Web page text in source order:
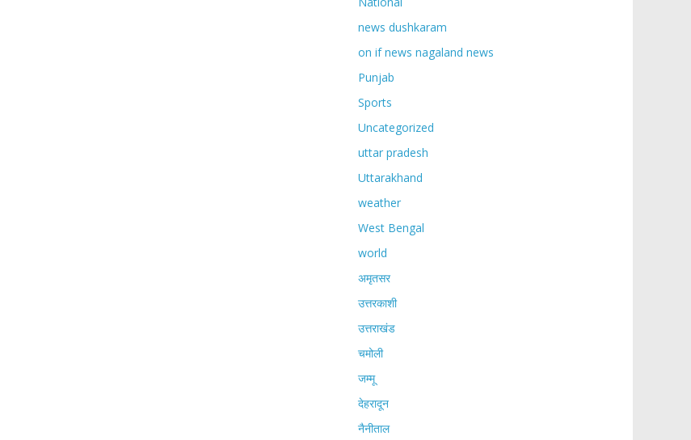
news dushkaram
on if news nagaland news
Punjab
Sports
Uncategorized
uttar pradesh
Uttarakhand
weather
West Bengal
world
अमृतसर
उत्तरकाशी
उत्तराखंड
चमोली
जम्मू
देहरादून
नैनीताल